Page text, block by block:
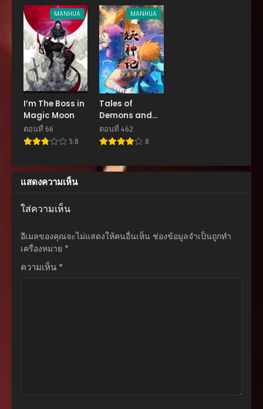
ตอนที่ 76
เมษายน 27, 2026
ตอนที่ 75
เมษายน 27, 2026
ตอนที่ 74
เมษายน 27, 2026
ตอนที่ 73
เมษายน 27, 2026
ตอนที่ 72
เมษายน 27, 2026
ตอนที่ 71
ตอนที่ 70
เมษายน 27, 2026
MANHUA
I’m The Boss in
Magic Moon
ตอนที่ 66
5.8
MANHUA
Tales of
Demons and
Gods
ตอนที่ 462
8
แสดงความเห็น
ใส่ความเห็น
อีเมลของคุณจะไม่แสดงให้คนอื่นเห็น ช่องข้อมูลจำเป็นถูกทำ
เครื่องหมาย *
ความเห็น *